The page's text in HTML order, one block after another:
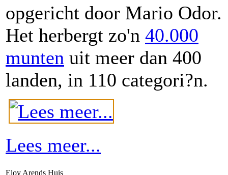
opgericht door Mario Odor.
Het herbergt zo'n 40.000
munten uit meer dan 400
landen, in 110 categori?n.
Lees meer...
Eloy Arends Huis